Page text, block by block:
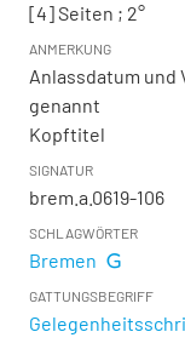
[4] Seiten ; 2°
ANMERKUNG
Anlassdatum und
genannt
Kopftitel
SIGNATUR
brem.a.0619-106
SCHLAGWÖRTER
Bremen
GATTUNGSBEGRIFF